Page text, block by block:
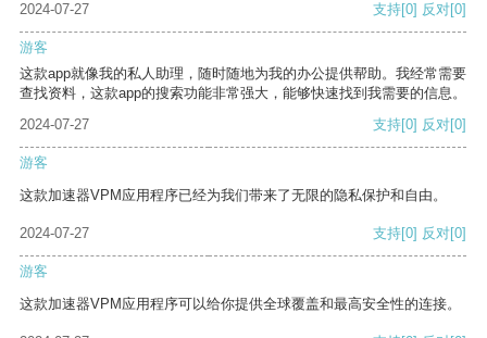
2024-07-27 支持[0] 反对[0]
游客
这款app就像我的私人助理，随时随地为我的办公提供帮助。我经常需要
查找资料，这款app的搜索功能非常强大，能够快速找到我需要的信息。
2024-07-27
支持[0] 反对[0]
游客
这款加速器VPM应用程序已经为我们带来了无限的隐私保护和自由。
2024-07-27 支持[0] 反对[0]
游客
这款加速器VPM应用程序可以给你提供全球覆盖和最高安全性的连接。